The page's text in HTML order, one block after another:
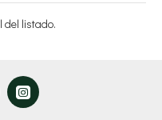
del listado.